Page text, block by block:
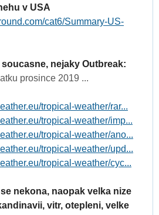
v USA
cat6/Summary-US-
nejaky Outbreak:
prosince 2019 ...
tropical-weather/rar...
tropical-weather/imp...
tropical-weather/ano...
tropical-weather/upd...
tropical-weather/cyc...
nekona, naopak velka nize
vitr, otepleni, velke